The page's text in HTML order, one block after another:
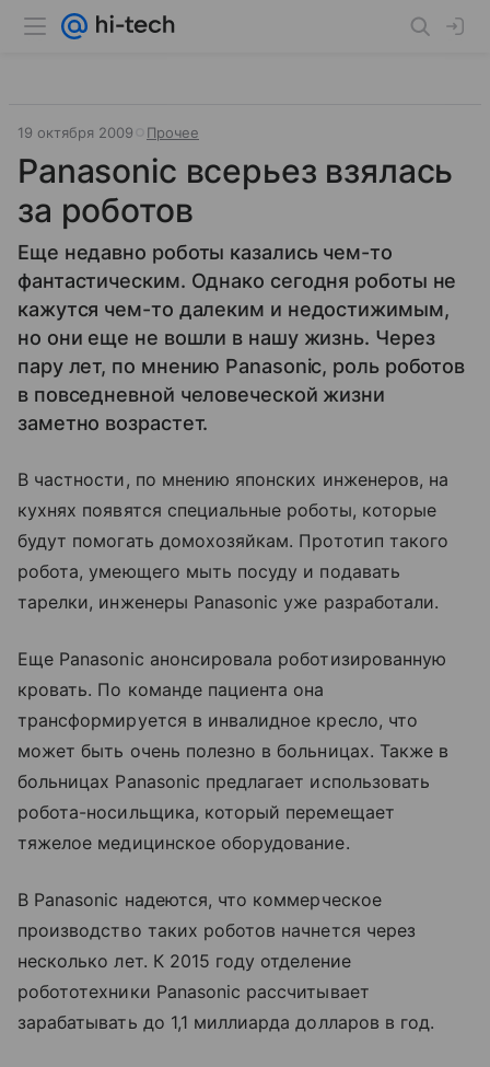
19 октября 2009 Прочее
Panasonic всерьез взялась
за роботов
Еще недавно роботы казались чем-то
фантастическим. Однако сегодня роботы не
кажутся чем-то далеким и недостижимым,
но они еще не вошли в нашу жизнь. Через
пару лет, по мнению Panasonic, роль роботов
в повседневной человеческой жизни
заметно возрастет.
В частности, по мнению японских инженеров, на
кухнях появятся специальные роботы, которые
будут помогать домохозяйкам. Прототип такого
робота, умеющего мыть посуду и подавать
тарелки, инженеры Panasonic уже разработали.
Еще Panasonic анонсировала роботизированную
кровать. По команде пациента она
трансформируется в инвалидное кресло, что
может быть очень полезно в больницах. Также в
больницах Panasonic предлагает использовать
робота-носильщика, который перемещает
тяжелое медицинское оборудование.
В Panasonic надеются, что коммерческое
производство таких роботов начнется через
несколько лет. К 2015 году отделение
робототехники Panasonic рассчитывает
зарабатывать до 1,1 миллиарда долларов в год.